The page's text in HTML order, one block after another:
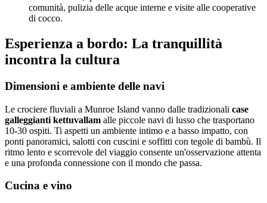
comunità, pulizia delle acque interne e visite alle cooperative
di cocco.
Esperienza a bordo: La tranquillità
incontra la cultura
Dimensioni e ambiente delle navi
Le crociere fluviali a Munroe Island vanno dalle tradizionali case
galleggianti kettuvallam alle piccole navi di lusso che trasportano
10-30 ospiti. Ti aspetti un ambiente intimo e a basso impatto, con
ponti panoramici, salotti con cuscini e soffitti con tegole di bambù. Il
ritmo lento e scorrevole del viaggio consente un'osservazione attenta
e una profonda connessione con il mondo che passa.
Cucina e vino